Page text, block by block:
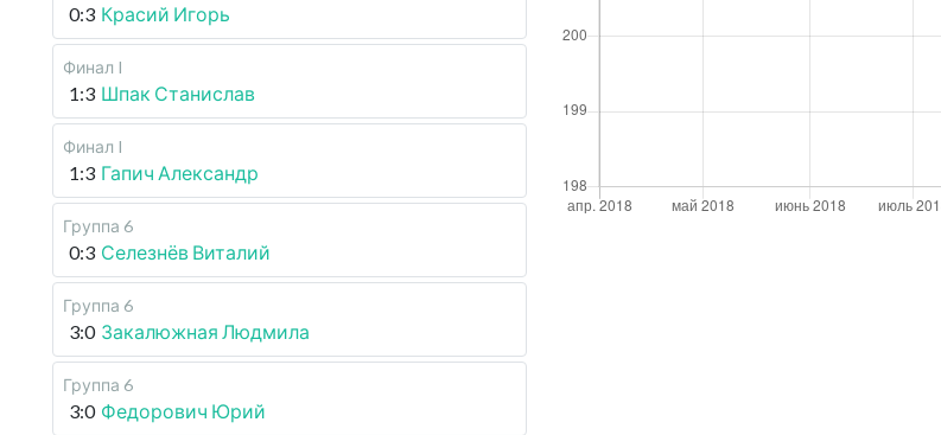
0:3 Красий Игорь
Финал I
1:3 Шпак Станислав
Финал I
1:3 Гапич Александр
Группа 6
0:3 Селезнёв Виталий
Группа 6
3:0 Закалюжная Людмила
Группа 6
3:0 Федорович Юрий